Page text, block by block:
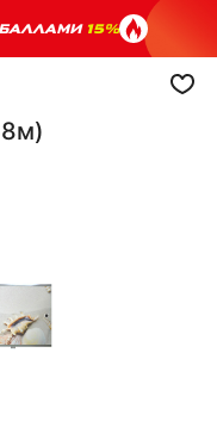
15%